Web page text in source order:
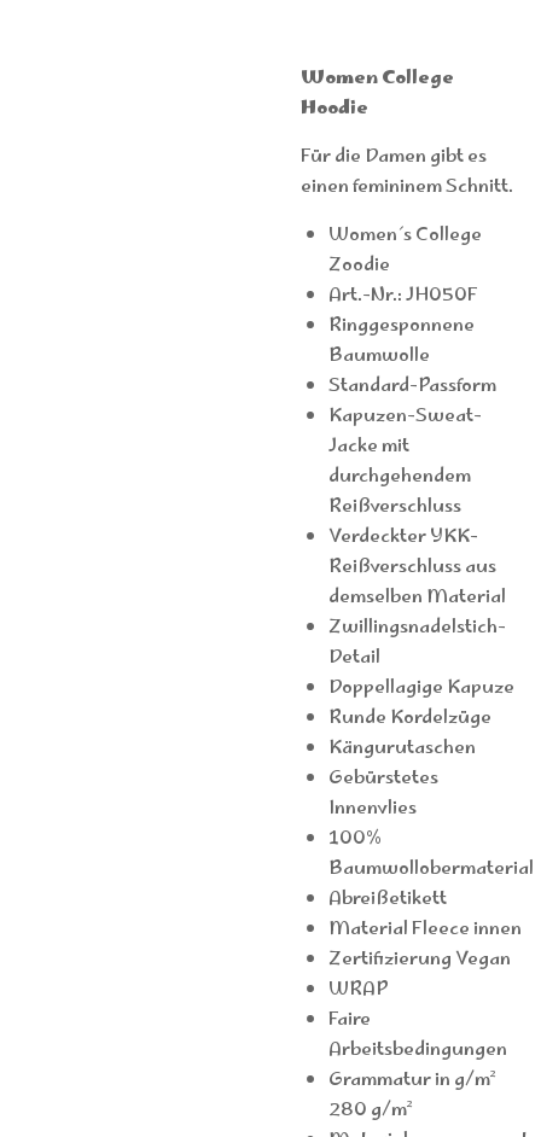
Women College
Hoodie
Für die Damen gibt es
einen femininem Schnitt.
Women´s College
Zoodie
Art.-Nr.: JH050F
Ringgesponnene
Baumwolle
Standard-Passform
Kapuzen-Sweat-
Jacke mit
durchgehendem
Reißverschluss
Verdeckter YKK-
Reißverschluss aus
demselben Material
Zwillingsnadelstich-
Detail
Doppellagige Kapuze
Runde Kordelzüge
Kängurutaschen
Gebürstetes
Innenvlies
100%
Baumwollobermaterial
Abreißetikett
Material Fleece innen
Zertifizierung Vegan
WRAP
Faire
Arbeitsbedingungen
Grammatur in g/m²
280 g/m²